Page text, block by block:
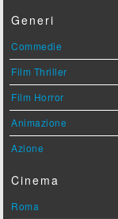
Generi
Commedie
Film Thriller
Film Horror
Animazione
Azione
Cinema
Roma